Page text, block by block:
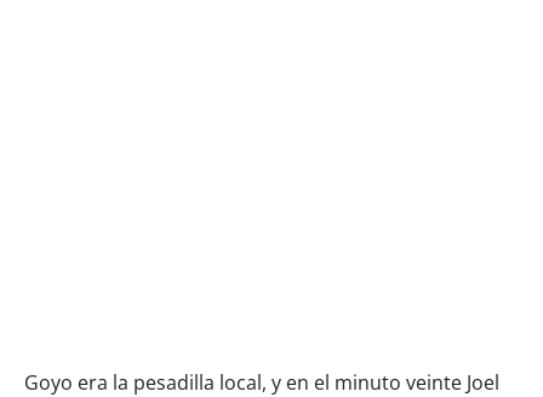
Goyo era la pesadilla local, y en el minuto veinte Joel